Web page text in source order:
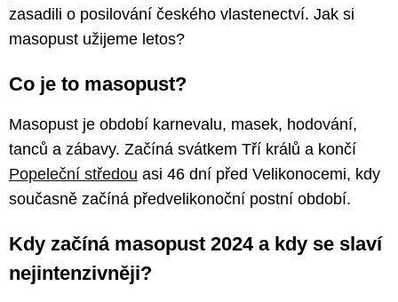
zasadili o posilování českého vlastenectví. Jak si
masopust užijeme letos?
Co je to masopust?
Masopust je období karnevalu, masek, hodování,
tanců a zábavy. Začíná svátkem Tří králů a končí
Popeleční středou asi 46 dní před Velikonocemi, kdy
současně začíná předvelikonoční postní období.
Kdy začíná masopust 2024 a kdy se slaví
nejintenzivněji?